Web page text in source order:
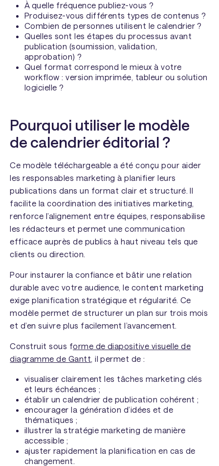
À quelle fréquence publiez-vous ?
Produisez-vous différents types de contenus ?
Combien de personnes utilisent le calendrier ?
Quelles sont les étapes du processus avant
publication (soumission, validation,
approbation) ?
Quel format correspond le mieux à votre
workflow : version imprimée, tableur ou solution
logicielle ?
Pourquoi utiliser le modèle
de calendrier éditorial ?
Ce modèle téléchargeable a été conçu pour aider
les responsables marketing à planifier leurs
publications dans un format clair et structuré. Il
facilite la coordination des initiatives marketing,
renforce l’alignement entre équipes, responsabilise
les rédacteurs et permet une communication
efficace auprès de publics à haut niveau tels que
clients ou direction.
Pour instaurer la confiance et bâtir une relation
durable avec votre audience, le content marketing
exige planification stratégique et régularité. Ce
modèle permet de structurer un plan sur trois mois
et d’en suivre plus facilement l’avancement.
Construit sous forme de diapositive visuelle de
diagramme de Gantt, il permet de :
visualiser clairement les tâches marketing clés
et leurs échéances ;
établir un calendrier de publication cohérent ;
encourager la génération d’idées et de
thématiques ;
illustrer la stratégie marketing de manière
accessible ;
ajuster rapidement la planification en cas de
changement.